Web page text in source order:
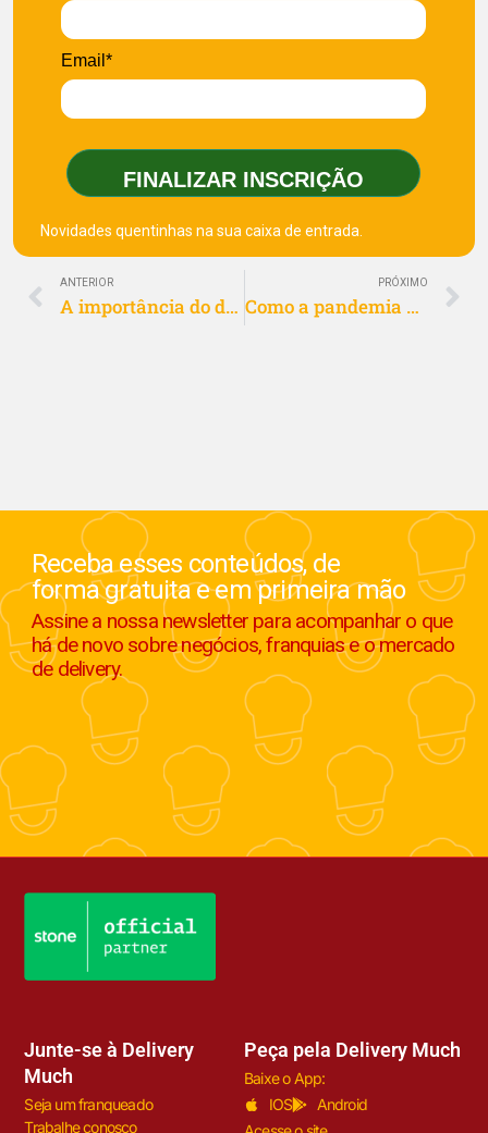
Email*
FINALIZAR INSCRIÇÃO
Novidades quentinhas na sua caixa de entrada.
ANTERIOR
A importância do delivery para pequenos negócios
PRÓXIMO
Como a pandemia afetou o food service em 2020
Receba esses conteúdos, de
forma gratuita e em primeira mão
Assine a nossa newsletter para acompanhar o que
há de novo sobre negócios, franquias e o mercado
de delivery.
Junte-se à Delivery
Much
Seja um franqueado
Trabalhe conosco
Peça pela Delivery Much
Baixe o App:
IOS
Android